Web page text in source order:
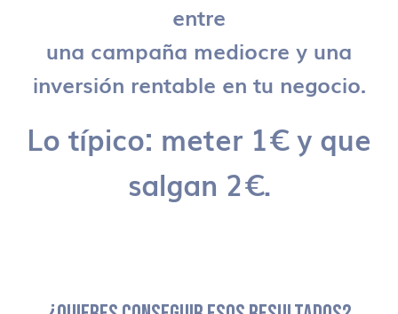
entre
una campaña mediocre y una
inversión rentable en tu negocio.
Lo típico: meter 1€ y que
salgan 2€.